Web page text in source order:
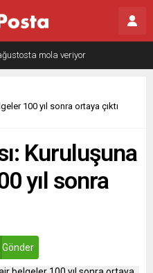
kontrol mü, kolonializm mi?
100 yıl sonra ortaya çıktı
Kuruluşuna
yıl sonra
Gönder